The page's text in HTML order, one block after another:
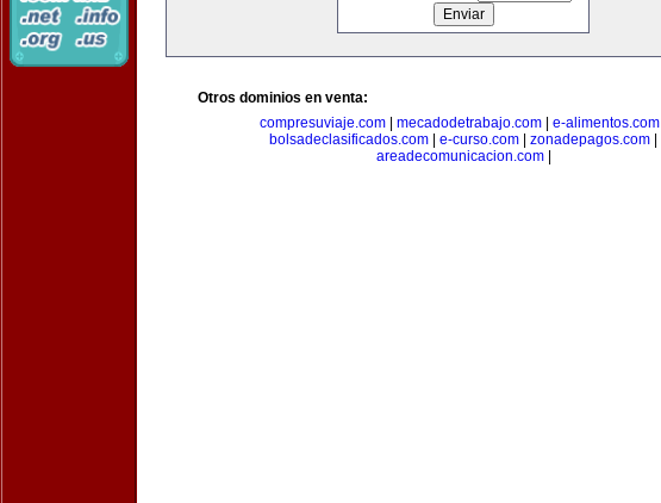
Otros dominios en venta:
compresuviaje.com
mecadodetrabajo.com e-alimentos.com
bolsadeclasificados.com
e-curso.com zonadepagos.com
areadecomunicacion.com|